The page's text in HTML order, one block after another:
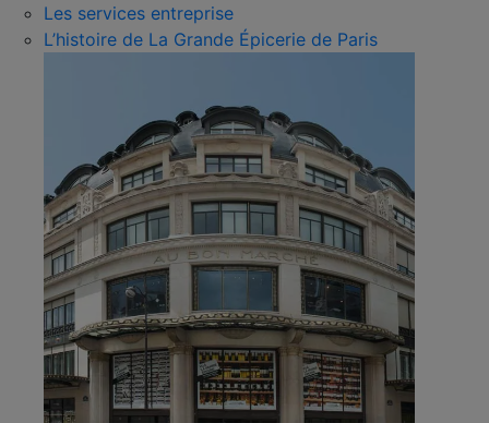
Les services entreprise
L’histoire de La Grande Épicerie de Paris